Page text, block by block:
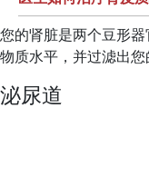
您的肾脏是两个豆形
物质水平，并过滤出您
泌尿道